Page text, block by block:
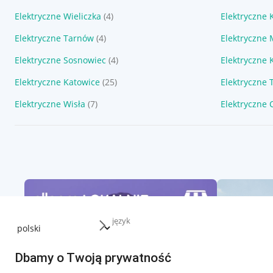
język
Dbamy o Twoją prywatność
Elektryczne Wieliczka (4)
Elektryczne
Elektryczne Tarnów (4)
Elektryczne
Elektryczne Sosnowiec (4)
Elektryczne
Elektryczne Katowice (25)
Elektryczne
Elektryczne Wisła (7) Elektryczne